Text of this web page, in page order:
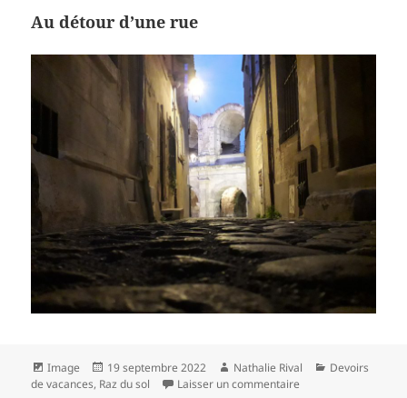
Au détour d’une rue
Format
Image
Publié
le
19 septembre 2022 Auteur
Nathalie Rival Catégories
Devoirs
de vacances, Raz du sol Laisser un commentaire